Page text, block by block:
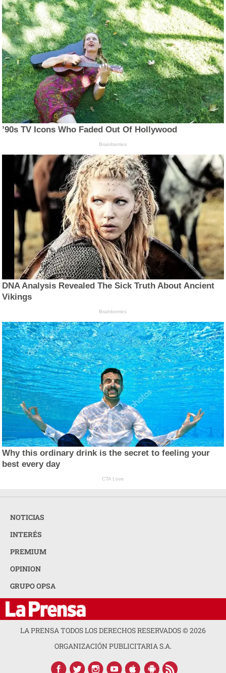
’90s TV Icons Who Faded Out Of Hollywood
Brainberries
DNA Analysis Revealed The Sick Truth About Ancient
Vikings
Brainberries
Why this ordinary drink is the secret to feeling your
best every day
CTA Love
NOTICIAS
INTERÉS
PREMIUM
OPINION
GRUPO OPSA
LA PRENSA TODOS LOS DERECHOS RESERVADOS ©2026
ORGANIZACIÓN PUBLICITARIA S.A.